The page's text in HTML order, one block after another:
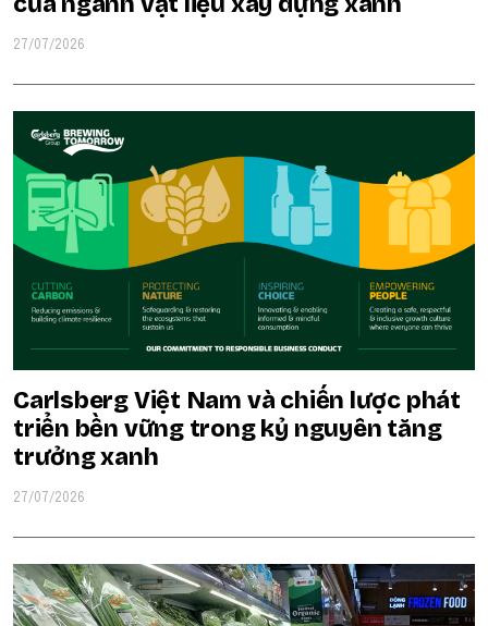
27/07/2026
Carlsberg Việt Nam và chiến lược phát
triển bền vững trong kỷ nguyên tăng
trưởng xanh
27/07/2026